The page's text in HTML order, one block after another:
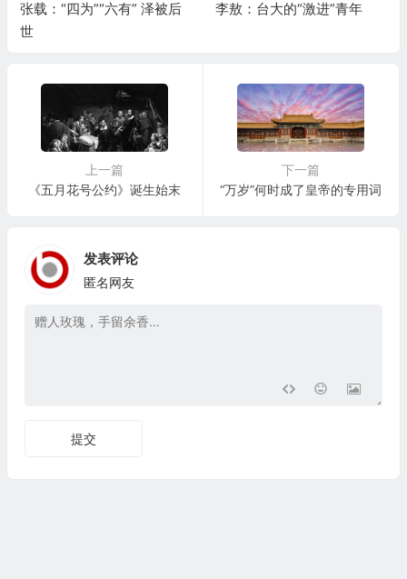
张载：“四为”“六有” 泽被后
世
李敖：台大的“激进”青年
上一篇
《五月花号公约》诞生始末
下一篇
“万岁”何时成了皇帝的专用词
发表评论
匿名网友
提交